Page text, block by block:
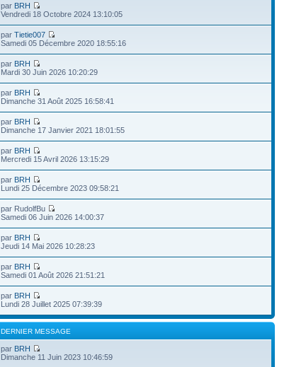
par BRH
Vendredi 18 Octobre 2024 13:10:05
parTietie007
Samedi 05 Décembre 2020 18:55:16
par BRH
Mardi 30 Juin 2026 10:20:29
par BRH
Dimanche 31 Août 2025 16:58:41
par BRH
Dimanche 17 Janvier 2021 18:01:55
par BRH
Mercredi 15 Avril 2026 13:15:29
par BRH
Lundi 25 Décembre 2023 09:58:21
par RudolfBu
Samedi 06 Juin 2026 14:00:37
par BRH
Jeudi 14 Mai 2026 10:28:23
par BRH
Samedi 01 Août 2026 21:51:21
par BRH
Lundi 28 Juillet 2025 07:39:39
DERNIER MESSAGE
par BRH
Dimanche 11 Juin 2023 10:46:59